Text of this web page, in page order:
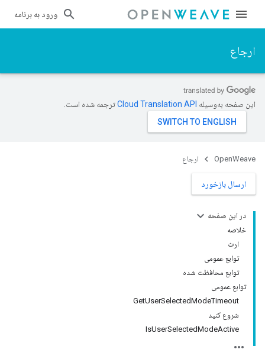
ورود به برنامه
ارجاع
این صفحه به‌وسیله ترجمه شده است.
OpenWeave ارجاع
ارسال بازخورد
در این صفحه
خلاصه
ارث
توابع عمومی
توابع محافظت شده
توابع عمومی
GetUserSelectedModeTimeout
شروع کنید
IsUserSelectedModeActive